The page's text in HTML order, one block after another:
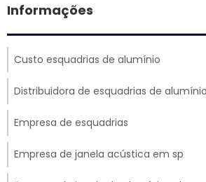
Informações
Custo esquadrias de alumínio
Distribuidora de esquadrias de alumínio
Empresa de esquadrias
Empresa de janela acústica em sp